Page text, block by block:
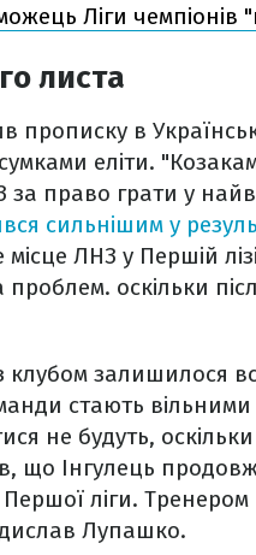
Ліги чемпіонів
листа
прописку в
еліти.
за право грати у
сильнішим у
місце ЛНЗ у Першій
проблем. оскільки
клубом залишилося
стають
не будуть,
що Інгулець
Першої ліги.
Лупашко.